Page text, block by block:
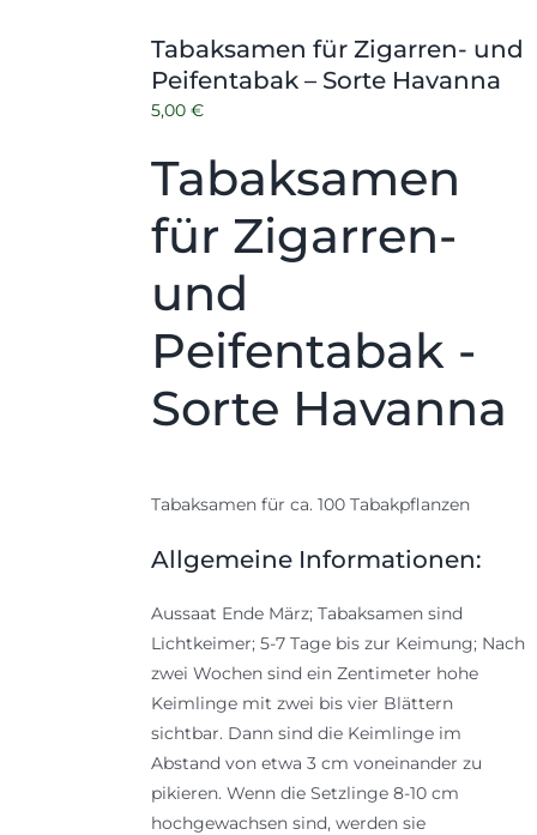
Tabaksamen für Zigarren- und
Peifentabak – Sorte Havanna
5,00 €
Tabaksamen
für Zigarren-
und
Peifentabak -
Sorte Havanna
Tabaksamen für ca. 100 Tabakpflanzen
Allgemeine Informationen:
Aussaat Ende März; Tabaksamen sind
Lichtkeimer; 5-7 Tage bis zur Keimung; Nach
zwei Wochen sind ein Zentimeter hohe
Keimlinge mit zwei bis vier Blättern
sichtbar. Dann sind die Keimlinge im
Abstand von etwa 3 cm voneinander zu
pikieren. Wenn die Setzlinge 8-10 cm
hochgewachsen sind, werden sie